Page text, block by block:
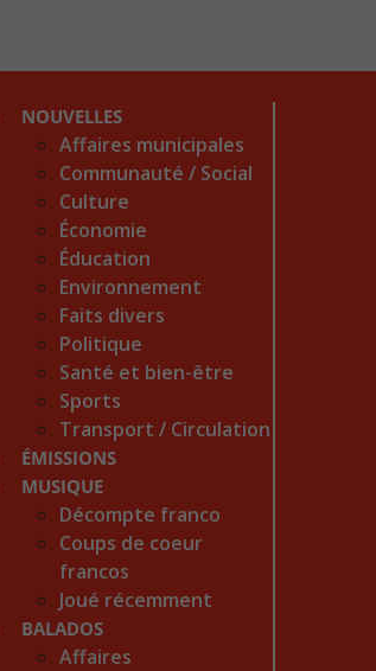
NOUVELLES
Affaires municipales
Communauté / Social
Culture
Économie
Éducation
Environnement
Faits divers
Politique
Santé et bien-être
Sports
Transport / Circulation
ÉMISSIONS
MUSIQUE
Décompte franco
Coups de coeur
francos
Joué récemment
BALADOS
Affaires